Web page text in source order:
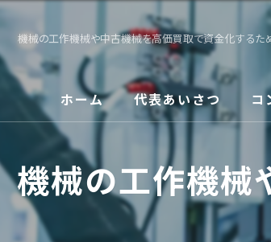
機械の工作機械や中古機械を高価買取で資金化する
ホーム 代表あいさつ コ
機械の工作機械